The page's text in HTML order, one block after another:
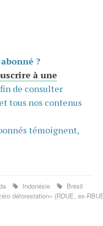
?
à une
de consulter
tous nos contenus
témoignent,
Indonésie
Brésil
déforestation» (RDUE, ex-